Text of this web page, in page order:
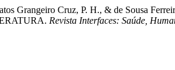
Grangeiro Cruz, P. H., & de Sousa
Revista Interfaces: Saúde,